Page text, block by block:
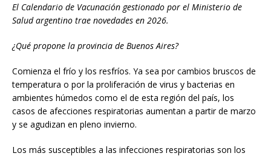
El Calendario de Vacunación gestionado por el Ministerio de
Salud argentino trae novedades en 2026.
¿Qué propone la provincia de Buenos Aires?
Comienza el frío y los resfríos. Ya sea por cambios bruscos de
temperatura o por la proliferación de virus y bacterias en
ambientes húmedos como el de esta región del país, los
casos de afecciones respiratorias aumentan a partir de marzo
y se agudizan en pleno invierno.
Los más susceptibles a las infecciones respiratorias son los